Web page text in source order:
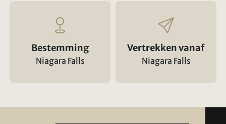
Bestemming
Niagara Falls
Vertrekken vanaf
Niagara Falls